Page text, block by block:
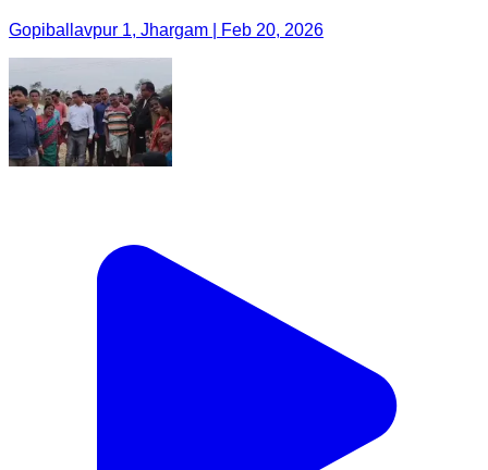
Gopiballavpur 1, Jhargam | Feb 20, 2026